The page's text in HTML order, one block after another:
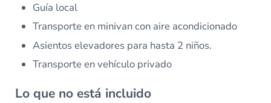
Guía local
Transporte en minivan con aire acondicionado
Asientos elevadores para hasta 2 niños.
Transporte en vehículo privado
Lo que no está incluido